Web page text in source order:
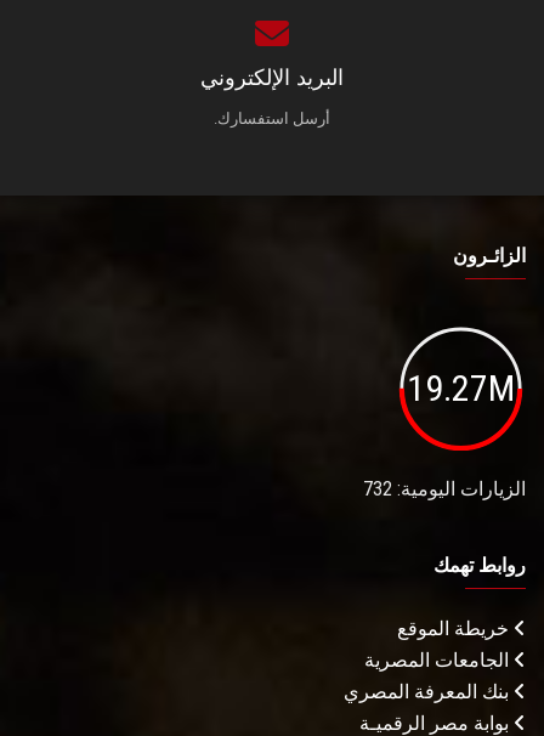
البريد الإلكتروني
أرسل استفسارك.
الزائـرون
19.27M
الزيارات اليومية: 732
روابط تهمك
خريطة الموقع
الجامعات المصرية
بنك المعرفة المصري
بوابة مصر الرقميـة